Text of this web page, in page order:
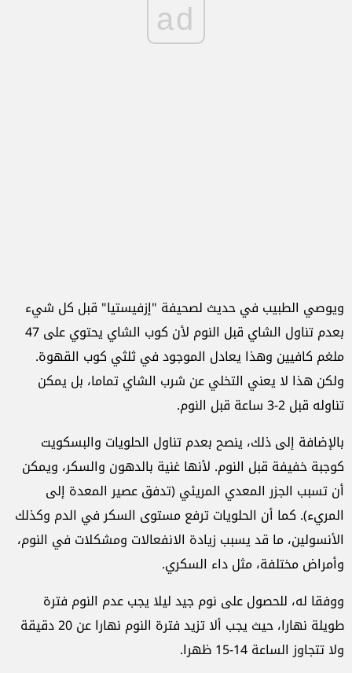
ad
ويوصي الطبيب في حديث لصحيفة "إزفيستيا" قبل كل شيء
بعدم تناول الشاي قبل النوم لأن كوب الشاي يحتوي على 47
ملغم كافيين وهذا يعادل الموجود في ثلثي كوب القهوة.
ولكن هذا لا يعني التخلي عن شرب الشاي تماما، بل يمكن
تناوله قبل 2-3 ساعة قبل النوم.
بالإضافة إلى ذلك، ينصح بعدم تناول الحلويات والبسكويت
كوجبة خفيفة قبل النوم. لأنها غنية بالدهون والسكر، ويمكن
أن تسبب الجزر المعدي المريئي (تدفق عصير المعدة إلى
المريء). كما أن الحلويات ترفع مستوى السكر في الدم وكذلك
الأنسولين، ما قد يسبب زيادة الانفعالات ومشكلات في النوم،
وأمراض مختلفة، مثل داء السكري.
ووفقا له، للحصول على نوم جيد ليلا يجب عدم النوم فترة
طويلة نهارا، حيث يجب ألا تزيد فترة النوم نهارا عن 20 دقيقة
ولا تتجاوز الساعة 14-15 ظهرا.